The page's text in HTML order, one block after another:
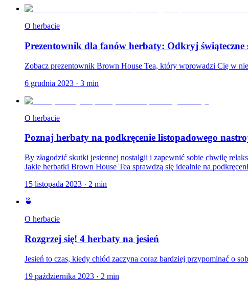
O herbacie
Prezentownik dla fanów herbaty: Odkryj świąteczne
Zobacz prezentownik Brown House Tea, który wprowadzi Cię w
6 grudnia 2023 · 3 min
O herbacie
Poznaj herbaty na podkręcenie listopadowego
By złagodzić skutki jesiennej nostalgii i zapewnić sobie chwilę
Jakie herbatki Brown House Tea sprawdzą się idealnie na
15 listopada 2023 · 2 min
🍵
O herbacie
Rozgrzej się! 4 herbaty na jesień
Jesień to czas, kiedy chłód zaczyna coraz bardziej przypominać o
19 października 2023 · 2 min